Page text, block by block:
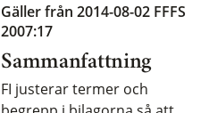
Gäller från 2014-08-02 FFFS
2007:17
Sammanfattning
FI justerar termer och